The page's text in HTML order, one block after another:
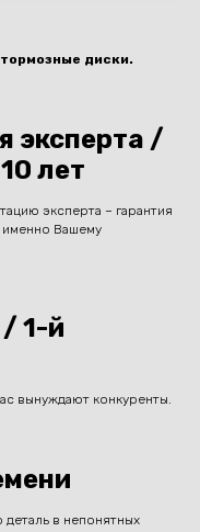
тормозные диски.
эксперта /
лет
эксперта – гарантия
именно Вашему
1-й
вынуждают конкуренты.
в непонятных